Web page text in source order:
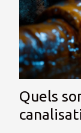
Quels